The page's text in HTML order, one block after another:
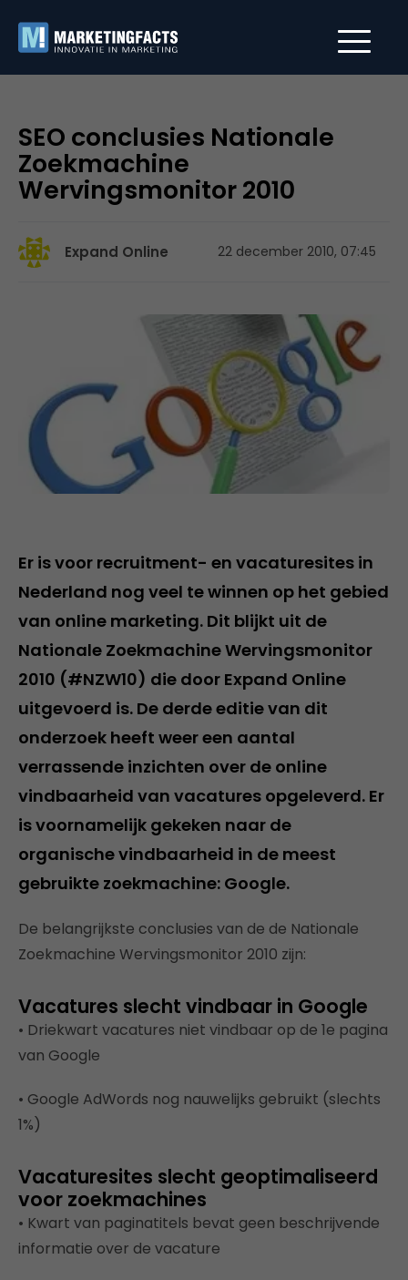
SEO conclusies Nationale
Zoekmachine
Wervingsmonitor 2010
Expand Online 22 december 2010, 07:45
Er is voor recruitment- en vacaturesites in
Nederland nog veel te winnen op het gebied
van online marketing. Dit blijkt uit de
Nationale Zoekmachine Wervingsmonitor
2010 (#NZW10) die door Expand Online
uitgevoerd is. De derde editie van dit
onderzoek heeft weer een aantal
verrassende inzichten over de online
vindbaarheid van vacatures opgeleverd. Er
is voornamelijk gekeken naar de
organische vindbaarheid in de meest
gebruikte zoekmachine: Google.
De belangrijkste conclusies van de de Nationale
Zoekmachine Wervingsmonitor 2010 zijn:
Vacatures slecht vindbaar in Google
• Driekwart vacatures niet vindbaar op de 1e pagina
van Google
• Google AdWords nog nauwelijks gebruikt (slechts
1%)
Vacaturesites slecht geoptimaliseerd
voor zoekmachines
• Kwart van paginatitels bevat geen beschrijvende
informatie over de vacature